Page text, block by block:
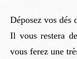
Déposez vos dés
Il vous restera
vous ferez une